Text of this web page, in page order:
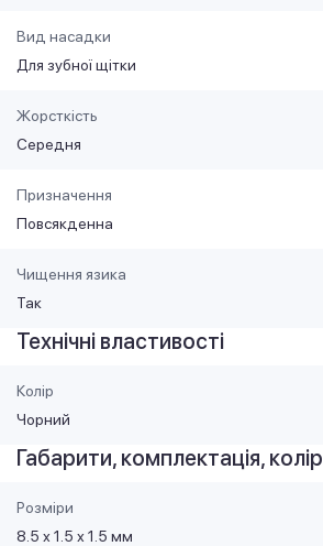
Вид насадки
Для зубної щітки
Жорсткість
Середня
Призначення
Повсякденна
Чищення язика
Так
Технічні властивості
Колір
Чорний
Габарити, комплектація, колір
Розміри
8.5 х 1.5 х 1.5 мм